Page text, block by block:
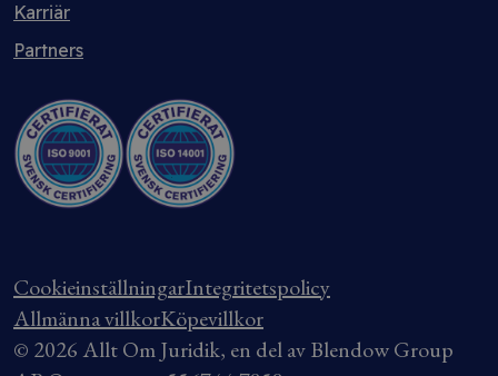
Karriär
Partners
CookieinställningarIntegritetspolicy
Allmänna villkorKöpevillkor
© 2026 Allt Om Juridik, en del av Blendow Group